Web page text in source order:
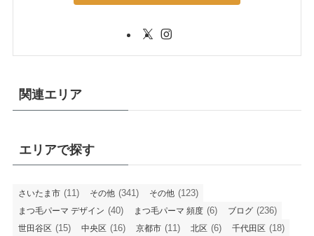
関連エリア
エリアで探す
さいたま市 (11) その他 (341) その他 (123)
まつ毛パーマ デザイン (40) まつ毛パーマ 頻度 (6) ブログ (236)
世田谷区 (15) 中央区 (16) 京都市 (11) 北区 (6) 千代田区 (18)